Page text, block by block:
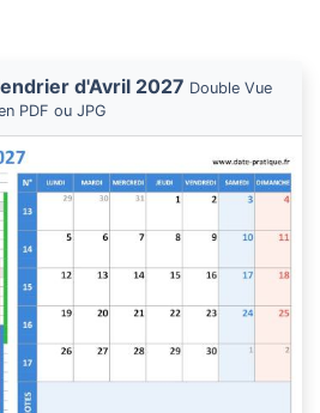
d'Avril 2027 Double Vue
PDF ou JPG